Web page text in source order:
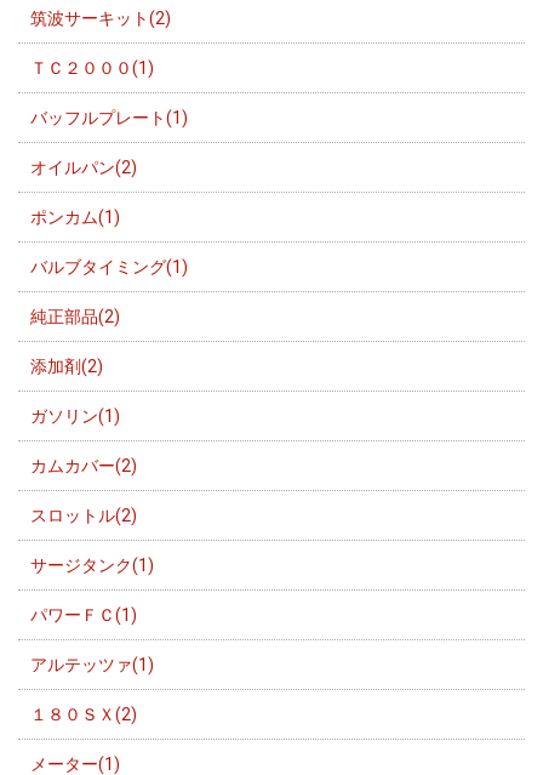
筑波サーキット(2)
ＴＣ２０００(1)
バッフルプレート(1)
オイルパン(2)
ポンカム(1)
バルブタイミング(1)
純正部品(2)
添加剤(2)
ガソリン(1)
カムカバー(2)
スロットル(2)
サージタンク(1)
パワーＦＣ(1)
アルテッツァ(1)
１８０ＳＸ(2)
メーター(1)